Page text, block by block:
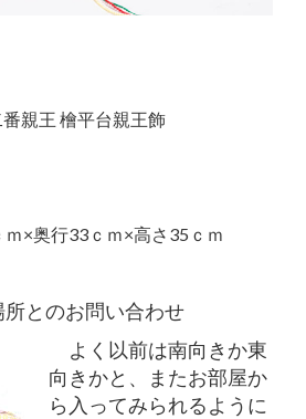
番親王 檜平台親王飾
ｍ×奥行33ｃｍ×高さ35ｃｍ
とのお問い合わせ
よく以前は南向きか東
向きかと、またお部屋か
ら入ってみられるように